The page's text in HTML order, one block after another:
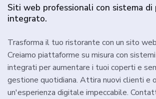
Siti web professionali con sistema di
integrato.
Trasforma il tuo ristorante con un sito
Creiamo piattaforme su misura con
integrati per aumentare i tuoi coperti e
gestione quotidiana. Attira nuovi clienti e
un'esperienza digitale impeccabile.